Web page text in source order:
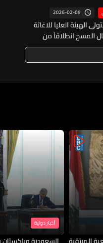
2026-02-09
الهيئة العليا للاغاثة
المسح انطلاقاً من
الأولية بالتعاون
أخبار دولية